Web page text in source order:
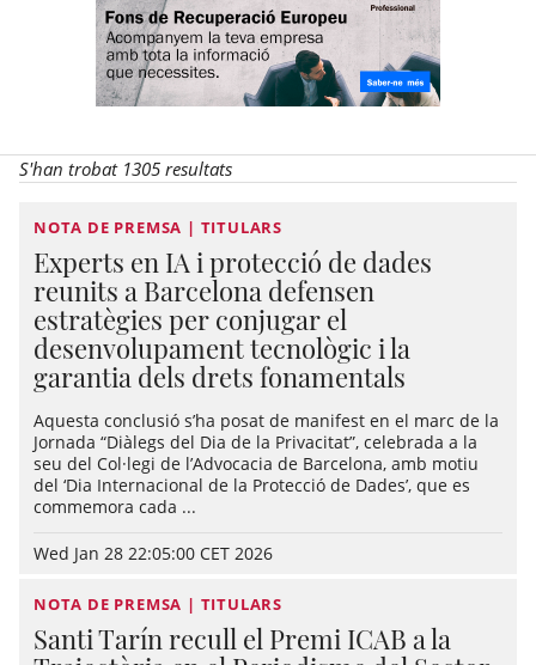
S'han trobat 1305 resultats
NOTA DE PREMSA | TITULARS
Experts en IA i protecció de dades
reunits a Barcelona defensen
estratègies per conjugar el
desenvolupament tecnològic i la
garantia dels drets fonamentals
Aquesta conclusió s’ha posat de manifest en el marc de la
Jornada “Diàlegs del Dia de la Privacitat”, celebrada a la
seu del Col·legi de l’Advocacia de Barcelona, amb motiu
del ‘Dia Internacional de la Protecció de Dades’, que es
commemora cada ...
Wed Jan 28 22:05:00 CET 2026
NOTA DE PREMSA | TITULARS
Santi Tarín recull el Premi ICAB a la